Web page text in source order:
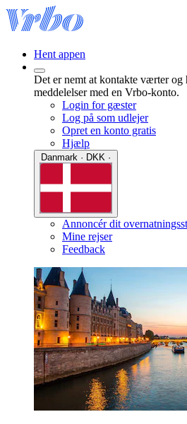
Hent appen
Det er nemt at kontakte værter og
meddelelser med en Vrbo-konto.
Login for gæster
Log på som udlejer
Opret en konto gratis
Hjælp
Annoncér dit
Mine rejser
Feedback